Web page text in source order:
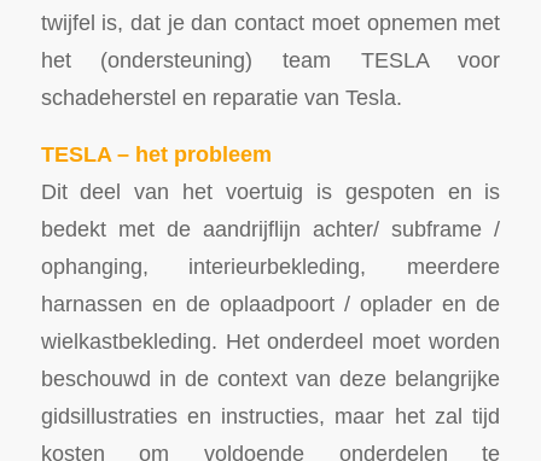
twijfel is, dat je dan contact moet opnemen met
het (ondersteuning) team TESLA voor
schadeherstel en reparatie van Tesla.
TESLA – het probleem
Dit deel van het voertuig is gespoten en is
bedekt met de aandrijflijn achter/ subframe /
ophanging, interieurbekleding, meerdere
harnassen en de oplaadpoort / oplader en de
wielkastbekleding. Het onderdeel moet worden
beschouwd in de context van deze belangrijke
gidsillustraties en instructies, maar het zal tijd
kosten om voldoende onderdelen te